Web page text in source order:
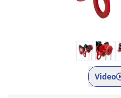
Video